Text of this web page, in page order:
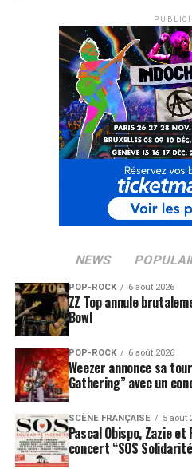
NEWS
POP-ROCK 6 août 2026
ZZ Top annule
Bowl
POP-ROCK 6 août 2026
Weezer annonce sa
Gathering” avec un
SCÈNE FRANÇAISE 5 août
Pascal Obispo, Zazie
concert “SOS